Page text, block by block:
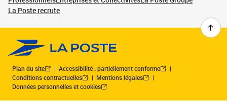
La Poste recrute
Plan du site
Accessibilité : partiellement conforme
Conditions contractuelles
Mentions légales
Données personnelles et cookies